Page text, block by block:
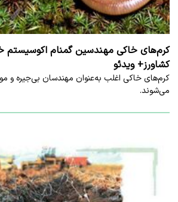
کرم‌های خاکی مهندسین گمنام
کشاورز+ ویدئو
کرم‌های خاکی اغلب به‌عنوان مهندسان بی‌جیره و
می‌شوند.